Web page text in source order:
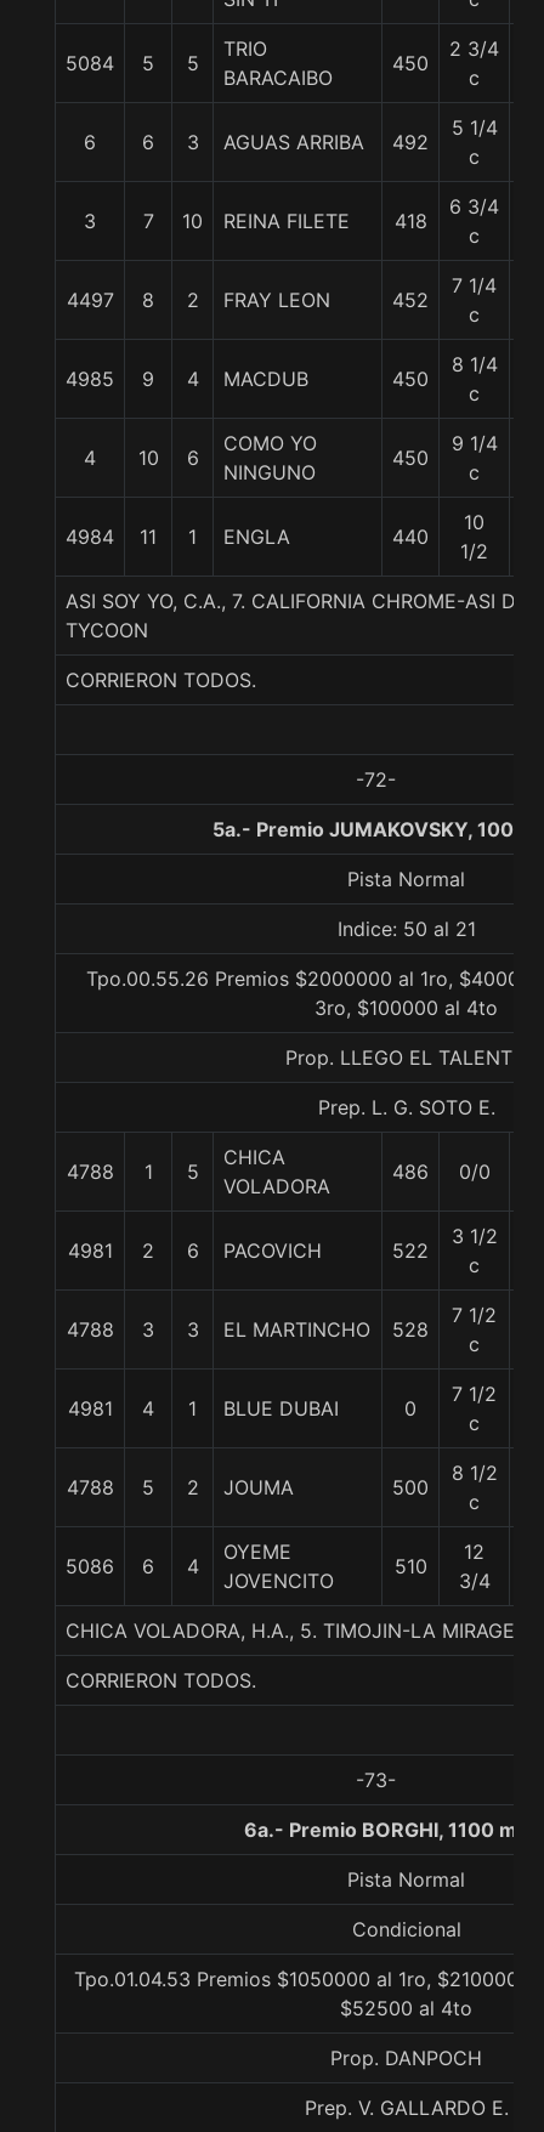
5084 5 5
TRIO
BARACAIBO
450
2 3/4
c
6 6 3 AGUAS ARRIBA 492
5 1/4
c
3 7 10 REINA FILETE 418
6 3/4
c
4497 8 2 FRAY LEON 452
7 1/4
c
4985 9 4 MACDUB 450
8 1/4
c
4 10 6
COMO YO
NINGUNO
450
9 1/4
c
4984 11 1 ENGLA 440
10
1/2
ASI SOY YO, C.A., 7. CALIFORNIA CHROME-ASI DE
TYCOON
CORRIERON TODOS.
-72-
5a.- Premio JUMAKOVSKY, 1000
Pista Normal
Indice: 50 al 21
Tpo.00.55.26 Premios $2000000 al 1ro,
3ro, $100000 al 4to
Prop. LLEGO EL TALENTO
Prep. L. G. SOTO E.
4788 1 5
CHICA
VOLADORA
486 0/0
4981 2 6 PACOVICH 522
3 1/2
c
4788 3 3 EL MARTINCHO 528
7 1/2
c
4981 4 1 BLUE DUBAI 0
7 1/2
c
4788 5 2 JOUMA 500
8 1/2
c
5086 6 4
OYEME
JOVENCITO
510
12
3/4
CHICA VOLADORA, H.A., 5. TIMOJIN-LA MIRAGE-
CORRIERON TODOS.
-73-
6a.- Premio BORGHI, 1100
Pista Normal
Condicional
Tpo.01.04.53 Premios $1050000 al 1ro, $210000
$52500 al 4to
Prop. DANPOCH
Prep. V. GALLARDO E.